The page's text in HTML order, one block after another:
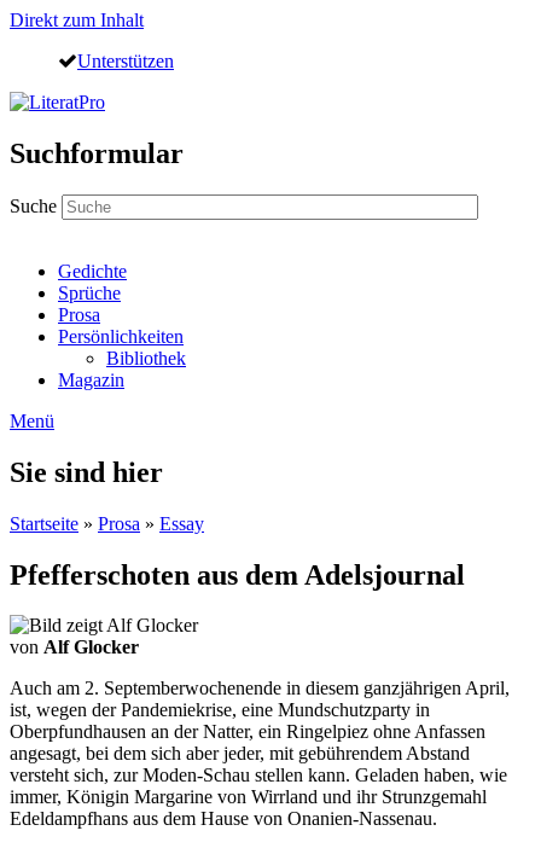
Direkt zum Inhalt
Unterstützen
Suchformular
Suche
Gedichte
Sprüche
Prosa
Persönlichkeiten
Bibliothek
Magazin
Menü
Sie sind hier
Startseite » Prosa » Essay
Pfefferschoten aus dem Adelsjournal
von Alf Glocker
Auch am 2. Septemberwochenende in diesem ganzjährigen April,
ist, wegen der Pandemiekrise, eine Mundschutzparty in
Oberpfundhausen an der Natter, ein Ringelpiez ohne Anfassen
angesagt, bei dem sich aber jeder, mit gebührendem Abstand
versteht sich, zur Moden-Schau stellen kann. Geladen haben, wie
immer, Königin Margarine von Wirrland und ihr Strunzgemahl
Edeldampfhans aus dem Hause von Onanien-Nassenau.